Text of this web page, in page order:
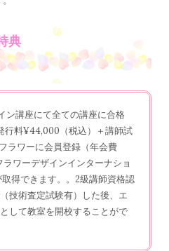
典
ン講座にて全ての講座に合格
行料¥44,000（税込）＋講師試
ラワーに会員登録（年会費
ワーデザインインターナショ
得できます。。 2級講師資格認
技術査定試験有）した後、エ
して教室を開校することがで